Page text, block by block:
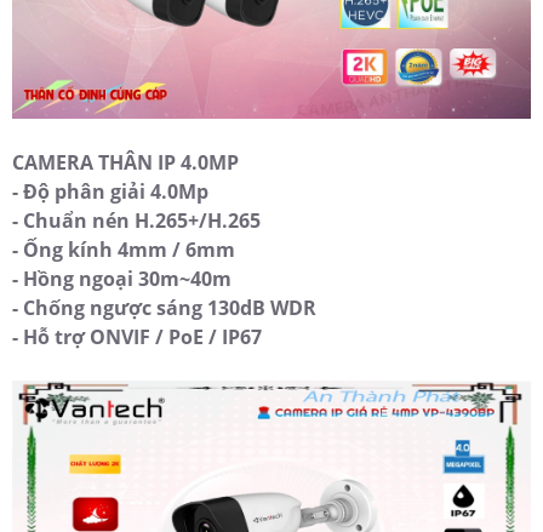
CAMERA THÂN IP 4.0MP
- Độ phân giải 4.0Mp
- Chuẩn nén H.265+/H.265
- Ống kính 4mm / 6mm
- Hồng ngoại 30m~40m
- Chống ngược sáng 130dB WDR
- Hỗ trợ ONVIF / PoE / IP67